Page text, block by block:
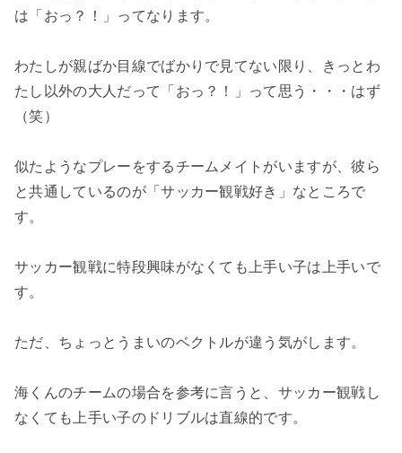
は「おっ？！」ってなります。
わたしが親ばか目線でばかりで見てない限り、きっとわ
たし以外の大人だって「おっ？！」って思う・・・はず
（笑）
似たようなプレーをするチームメイトがいますが、彼ら
と共通しているのが「サッカー観戦好き」なところで
す。
サッカー観戦に特段興味がなくても上手い子は上手いで
す。
ただ、ちょっとうまいのベクトルが違う気がします。
海くんのチームの場合を参考に言うと、サッカー観戦し
なくても上手い子のドリブルは直線的です。